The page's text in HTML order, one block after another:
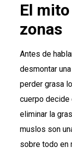
El
zonas
Antes de
desmontar
perder grasa
cuerpo decide
eliminar la
muslos son
sobre todo en